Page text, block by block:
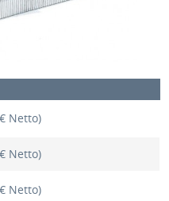
Netto)
Netto)
Netto)